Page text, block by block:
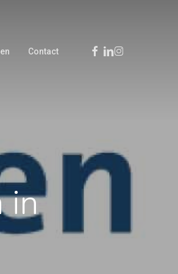
Contact Facebook
Linkedin
Instagram
in